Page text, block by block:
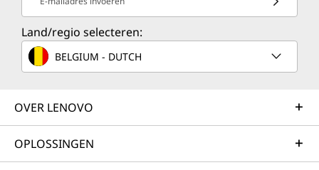
Land/regio selecteren:
BELGIUM - DUTCH
OVER LENOVO
OPLOSSINGEN